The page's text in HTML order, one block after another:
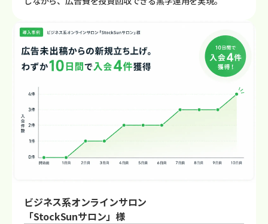
ビジネス系オンラインサロン
「StockSunサロン」様